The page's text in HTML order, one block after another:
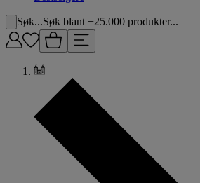
Søk...Søk blant +25.000 produkter...